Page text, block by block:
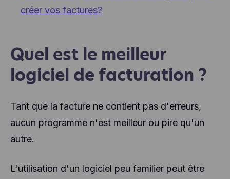
créer vos factures?
Quel est le meilleur
logiciel de facturation ?
Tant que la facture ne contient pas d'erreurs,
aucun programme n'est meilleur ou pire qu'un
autre.
L'utilisation d'un logiciel peu familier peut être